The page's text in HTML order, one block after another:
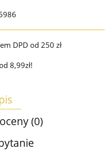
DPD od 250 zł
8,99zł!
(0)